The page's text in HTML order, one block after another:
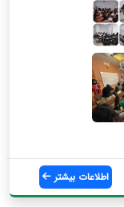
اطلاعات بیشتر